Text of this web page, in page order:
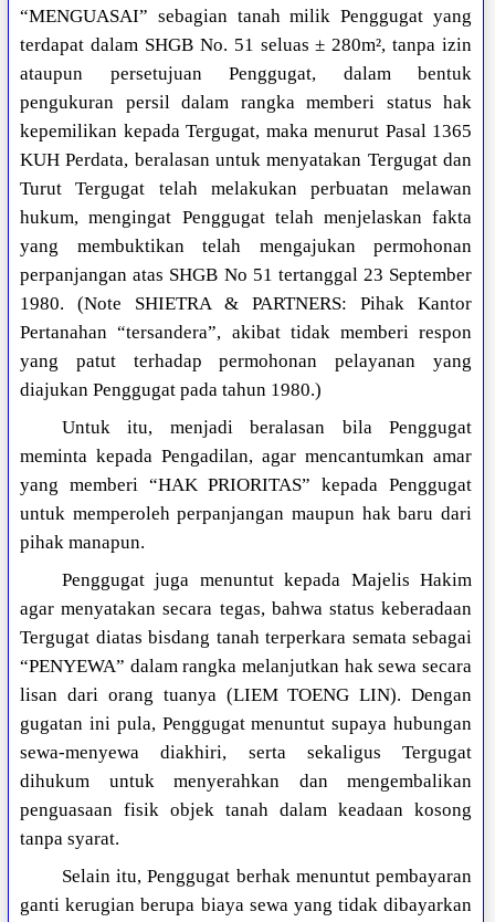
“MENGUASAI” sebagian tanah milik Penggugat yang
terdapat dalam SHGB No. 51 seluas ± 280m², tanpa izin
ataupun persetujuan Penggugat, dalam bentuk
pengukuran persil dalam rangka memberi status hak
kepemilikan kepada Tergugat, maka menurut Pasal 1365
KUH Perdata, beralasan untuk menyatakan Tergugat dan
Turut Tergugat telah melakukan perbuatan melawan
hukum, mengingat Penggugat telah menjelaskan fakta
yang membuktikan telah mengajukan permohonan
perpanjangan atas SHGB No 51 tertanggal 23 September
1980. (Note SHIETRA & PARTNERS: Pihak Kantor
Pertanahan “tersandera”, akibat tidak memberi respon
yang patut terhadap permohonan pelayanan yang
diajukan Penggugat pada tahun 1980.)
Untuk itu, menjadi beralasan bila Penggugat
meminta kepada Pengadilan, agar mencantumkan amar
yang memberi “HAK PRIORITAS” kepada Penggugat
untuk memperoleh perpanjangan maupun hak baru dari
pihak manapun.
Penggugat juga menuntut kepada Majelis Hakim
agar menyatakan secara tegas, bahwa status keberadaan
Tergugat diatas bisdang tanah terperkara semata sebagai
“PENYEWA” dalam rangka melanjutkan hak sewa secara
lisan dari orang tuanya (LIEM TOENG LIN). Dengan
gugatan ini pula, Penggugat menuntut supaya hubungan
sewa-menyewa diakhiri, serta sekaligus Tergugat
dihukum untuk menyerahkan dan mengembalikan
penguasaan fisik objek tanah dalam keadaan kosong
tanpa syarat.
Selain itu, Penggugat berhak menuntut pembayaran
ganti kerugian berupa biaya sewa yang tidak dibayarkan